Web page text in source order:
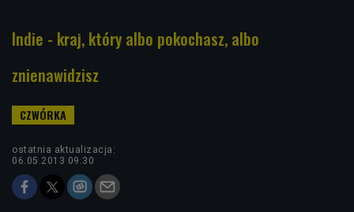
Indie - kraj, który albo pokochasz, albo
znienawidzisz
ostatnia aktualizacja:
06.05.2013 09:30